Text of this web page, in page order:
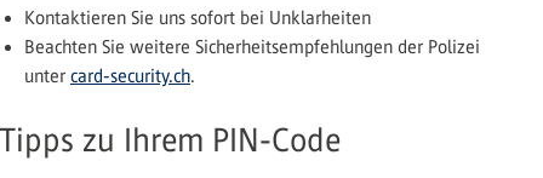
Kontaktieren Sie uns sofort bei Unklarheiten
Beachten Sie weitere Sicherheitsempfehlungen der Polizei
unter card-security.ch.
Tipps zu Ihrem PIN-Code